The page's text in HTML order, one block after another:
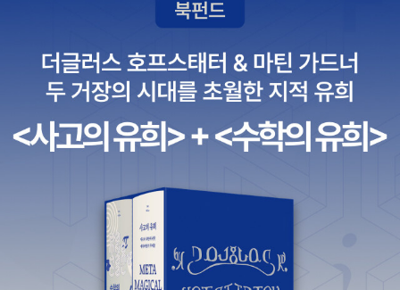
많은 예문이 실린 엄마표 회화 교재도 정말 많은 것 같습니다. 세상
2017년 12월 말문이 빵 터지는 엄마표 생활영어유명현 지음 / 노
란우산 / 2015년 1월 엄마표 생활영어 표현사전 (MP3 다운로
영어 이제 시작합니다누리보듬(한진희) 지음 / 청림Life / 2018년 2
월 엄마표 영어일기 영어독후감 표현사전쑥쑥닷컴 영어교육연구
소 (홍현주 외) 엮음 / 로그인 / 2015년 1월 말문이 빵 터지는 엄
마표 패턴영어 (세이펜 기능 적용, 세이펜 미포함)김현좌.구꽃님 지
음, 이경빈이 감수 / 노란우산 / 2016년 2월 부엉이 아빠의 엄마